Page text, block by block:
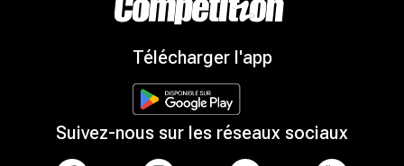
Télécharger l'app
Suivez-nous sur les réseaux sociaux